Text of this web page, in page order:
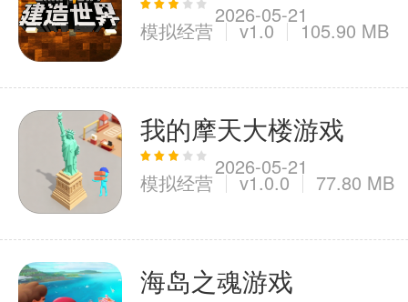
2026-05-21
模拟经营 v1.0 105.90 MB
我的摩天大楼游戏
2026-05-21
模拟经营 v1.0.0 77.80 MB
海岛之魂游戏